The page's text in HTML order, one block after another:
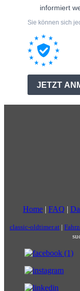
Home | FAQ |
classic-oldtimer.at |